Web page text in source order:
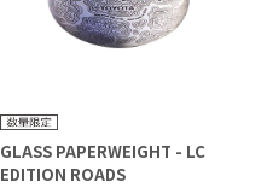
GLASS PAPERWEIGHT - LC
EDITION ROADS